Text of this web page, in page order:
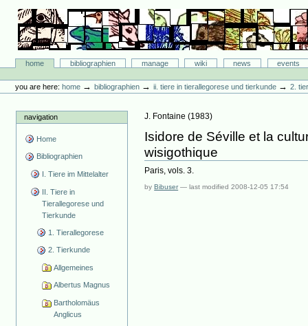
content.
navigation
Bibliographie-Portal
Sectionshome bibliographien manage wiki news
events
tools
you are here: home →bibliographien →ii. tiere in tierallegorese und tierkunde →2.
navigation
Home
Bibliographien
I. Tiere im Mittelalter
II. Tiere in
Tierallegorese und
Tierkunde
1. Tierallegorese
2. Tierkunde
Allgemeines
Albertus Magnus
Bartholomäus
Anglicus
J. Fontaine (1983)
Isidore de Séville et la
wisigothique
Paris, vols. 3.
byBibuser —last modified2008-12-05 17:54